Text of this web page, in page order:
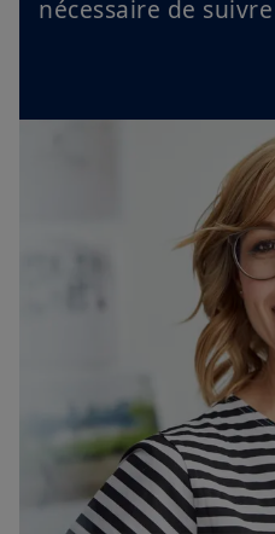
nécessaire de